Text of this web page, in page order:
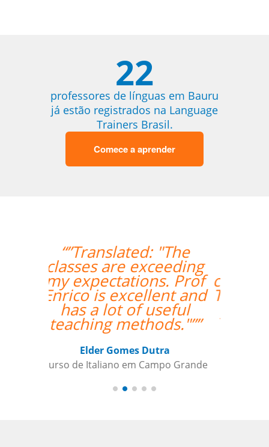
22
professores de línguas em Bauru
já estão registrados na Language
Trainers Brasil.
Comece a aprender
“”The lesson went
great! We will be
continuing the lessons.
Thank you so much for
your support and for
finding the best
teacher for me. ””
Ami Alsh